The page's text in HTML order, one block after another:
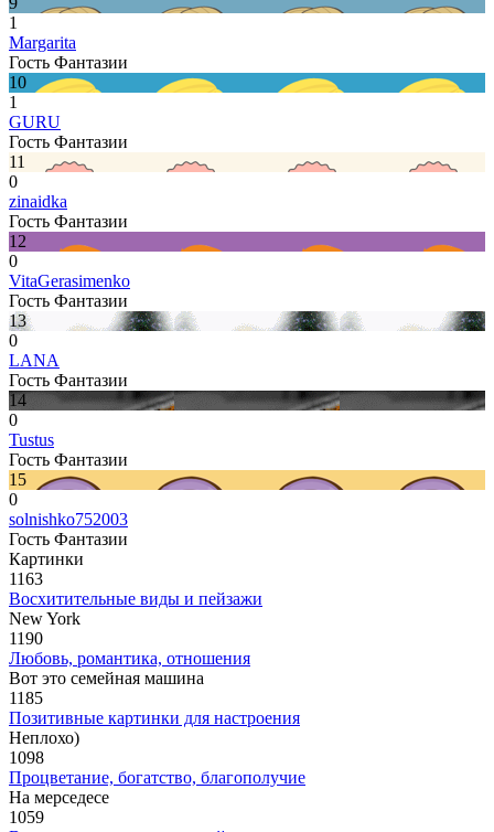
1
Margarita
Гость Фантазии
10
1
GURU
Гость Фантазии
11
0
zinaidka
Гость Фантазии
12
0
VitaGerasimenko
Гость Фантазии
13
0
LANA
Гость Фантазии
14
0
Tustus
Гость Фантазии
15
0
solnishko752003
Гость Фантазии
Картинки
1163
Восхитительные виды и пейзажи
New York
1190
Любовь, романтика, отношения
Вот это семейная машина
1185
Позитивные картинки для настроения
Неплохо)
1098
Процветание, богатство, благополучие
На мерседесе
1059